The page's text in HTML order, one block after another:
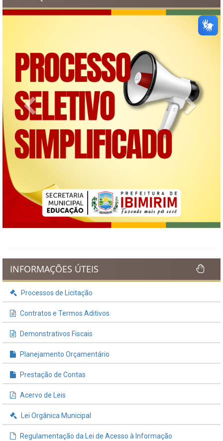
Previous Next
INFORMAÇÕES ÚTEIS
Processos de Licitação
Contratos e Termos Aditivos
Demonstrativos Fiscais
Planejamento Orçamentário
Prestação de Contas
Acervo de Leis
Lei Orgânica Municipal
Regulamentação da Lei de Acesso à Informação